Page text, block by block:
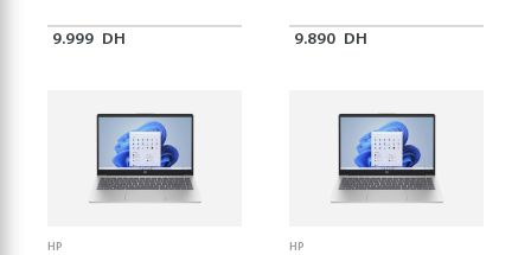
9.999 DH 9.890 DH
HP HP